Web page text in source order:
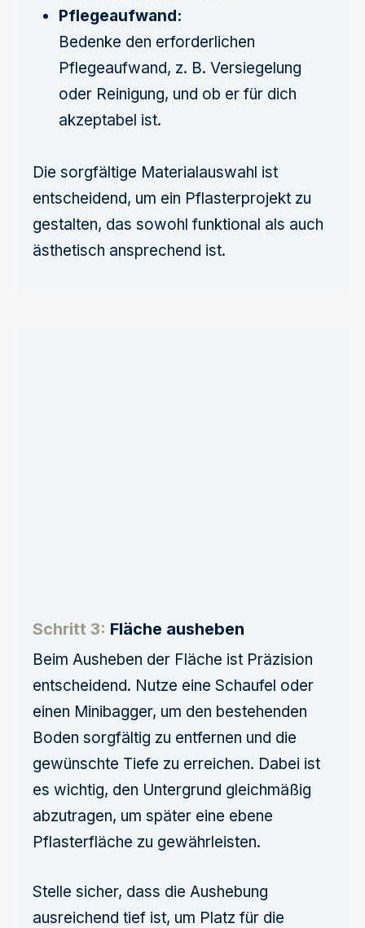
Pflegeaufwand:
Bedenke den erforderlichen
Pflegeaufwand, z. B. Versiegelung
oder Reinigung, und ob er für dich
akzeptabel ist.
Die sorgfältige Materialauswahl ist
entscheidend, um ein Pflasterprojekt zu
gestalten, das sowohl funktional als auch
ästhetisch ansprechend ist.
Schritt 3: Fläche ausheben
Beim Ausheben der Fläche ist Präzision
entscheidend. Nutze eine Schaufel oder
einen Minibagger, um den bestehenden
Boden sorgfältig zu entfernen und die
gewünschte Tiefe zu erreichen. Dabei ist
es wichtig, den Untergrund gleichmäßig
abzutragen, um später eine ebene
Pflasterfläche zu gewährleisten.
Stelle sicher, dass die Aushebung
ausreichend tief ist, um Platz für die